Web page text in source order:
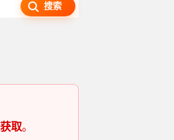
搜索
取。